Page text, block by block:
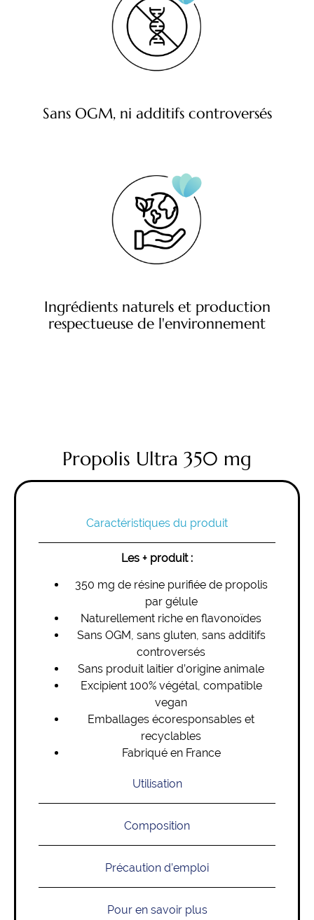
Sans OGM, ni additifs controversés
Ingrédients naturels et production
respectueuse de l'environnement
Propolis Ultra 350 mg
Caractéristiques du produit
Utilisation
Composition
Précaution d’emploi
Pour en savoir plus
Les + produit :
350 mg de résine purifiée de propolis
par gélule
Naturellement riche en flavonoïdes
Sans OGM, sans gluten, sans additifs
controversés
Sans produit laitier d’origine animale
Excipient 100% végétal, compatible
vegan
Emballages écoresponsables et
recyclables
Fabriqué en France